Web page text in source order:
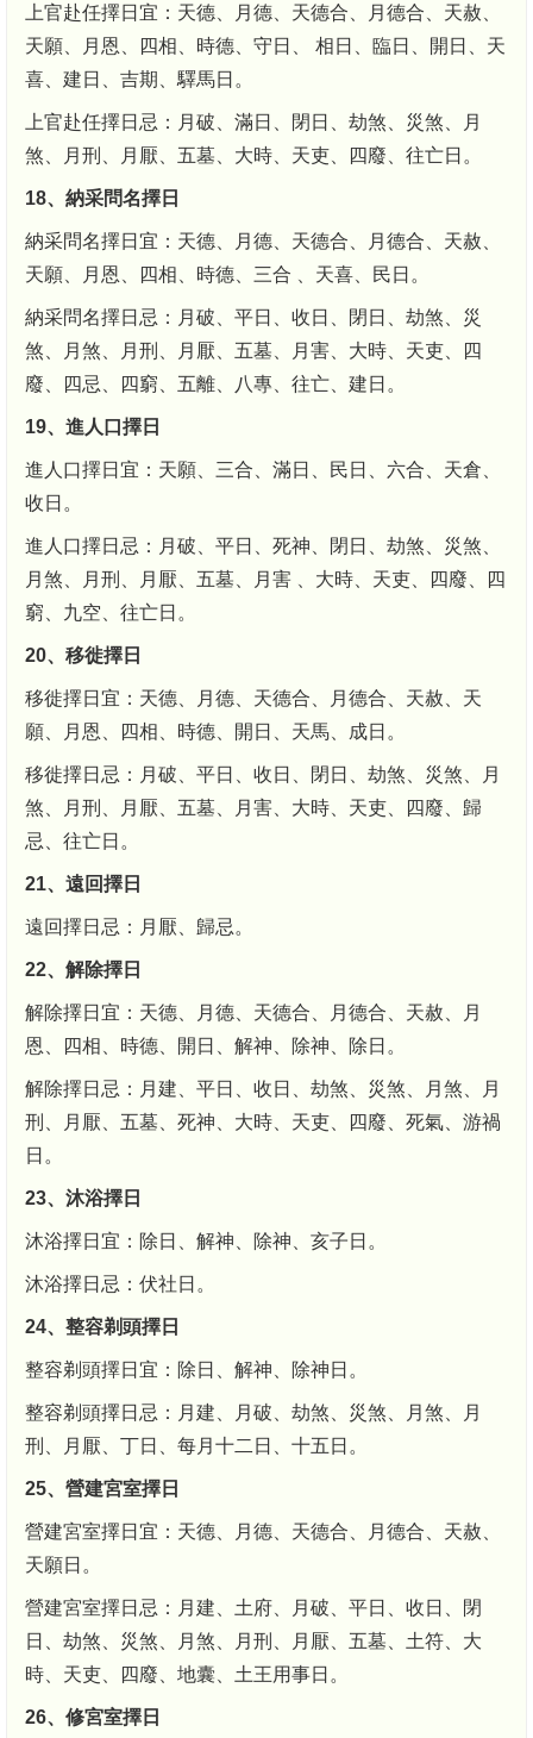
上官赴任擇日宜：天德、月德、天德合、月德合、天赦、
天願、月恩、四相、時德、守日、 相日、臨日、開日、天
喜、建日、吉期、驛馬日。
上官赴任擇日忌：月破、滿日、閉日、劫煞、災煞、月
煞、月刑、月厭、五墓、大時、天吏、四廢、往亡日。
18、納采問名擇日
納采問名擇日宜：天德、月德、天德合、月德合、天赦、
天願、月恩、四相、時德、三合 、天喜、民日。
納采問名擇日忌：月破、平日、收日、閉日、劫煞、災
煞、月煞、月刑、月厭、五墓、月害、大時、天吏、四
廢、四忌、四窮、五離、八專、往亡、建日。
19、進人口擇日
進人口擇日宜：天願、三合、滿日、民日、六合、天倉、
收日。
進人口擇日忌：月破、平日、死神、閉日、劫煞、災煞、
月煞、月刑、月厭、五墓、月害 、大時、天吏、四廢、四
窮、九空、往亡日。
20、移徙擇日
移徙擇日宜：天德、月德、天德合、月德合、天赦、天
願、月恩、四相、時德、開日、天馬、成日。
移徙擇日忌：月破、平日、收日、閉日、劫煞、災煞、月
煞、月刑、月厭、五墓、月害、大時、天吏、四廢、歸
忌、往亡日。
21、遠回擇日
遠回擇日忌：月厭、歸忌。
22、解除擇日
解除擇日宜：天德、月德、天德合、月德合、天赦、月
恩、四相、時德、開日、解神、除神、除日。
解除擇日忌：月建、平日、收日、劫煞、災煞、月煞、月
刑、月厭、五墓、死神、大時、天吏、四廢、死氣、游禍
日。
23、沐浴擇日
沐浴擇日宜：除日、解神、除神、亥子日。
沐浴擇日忌：伏社日。
24、整容剃頭擇日
整容剃頭擇日宜：除日、解神、除神日。
整容剃頭擇日忌：月建、月破、劫煞、災煞、月煞、月
刑、月厭、丁日、每月十二日、十五日。
25、營建宮室擇日
營建宮室擇日宜：天德、月德、天德合、月德合、天赦、
天願日。
營建宮室擇日忌：月建、土府、月破、平日、收日、閉
日、劫煞、災煞、月煞、月刑、月厭、五墓、土符、大
時、天吏、四廢、地囊、土王用事日。
26、修宮室擇日